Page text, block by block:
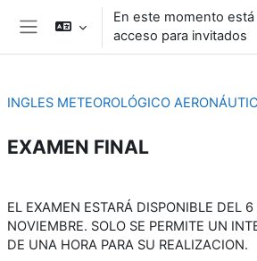
Salta al contenido principal
Panel lateral
En este momento
acceso para invitados
INGLES METEOROLÓGICO
EXAMEN FINAL
Perfilado de sección
EL EXAMEN ESTARÁ DISPONIBLE DEL 6
NOVIEMBRE. SOLO SE PERMITE UN
DE UNA HORA PARA SU REALIZACION.